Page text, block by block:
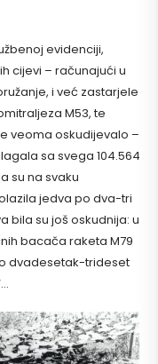
evidenciji,
cijevi – računajući u
i već zastarjele
M53, te
veoma oskudijevalo –
sa svega 104.564
su na svaku
jedva po dva-tri
bila su još oskudnija: u
bacača raketa M79
dvadesetak-trideset